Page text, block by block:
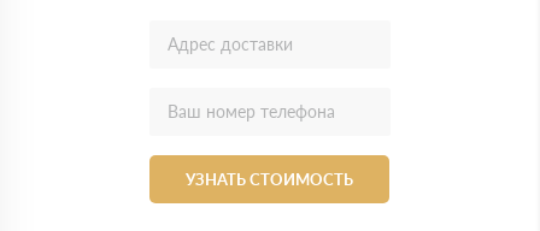
УЗНАТЬ СТОИМОСТЬ